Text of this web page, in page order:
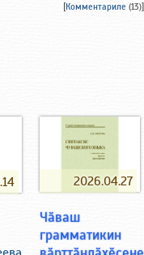
[Комментариле (13)]
2026.04.27
Чӑваш
грамматикин